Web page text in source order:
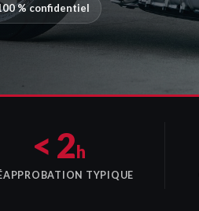
% confidentiel
< 2h
TYPIQUE